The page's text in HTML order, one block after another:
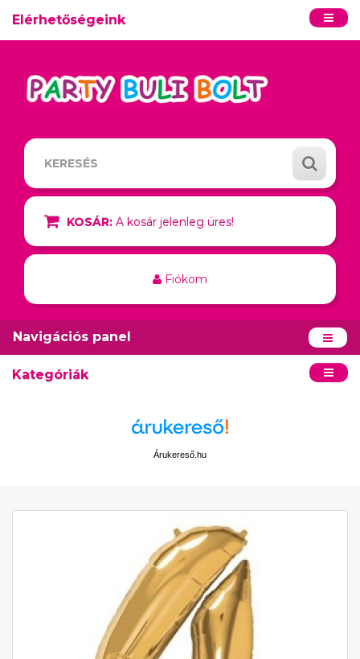
Elérhetőségeink
KOSÁR: A kosár jelenleg üres!
Fiókom
Navigációs panel
Kategóriák
Árukereső.hu